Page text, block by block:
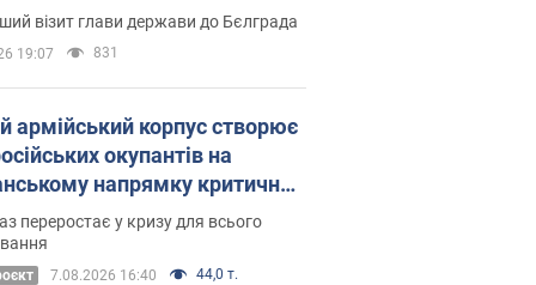
Це перший візит глави держави до Бєлграда
19:07 831
армійський корпус створює
окупантів на
напрямку критичний
як це вдалося
переростає у кризу для всього
7.08.2026 16:40 44,0 т.